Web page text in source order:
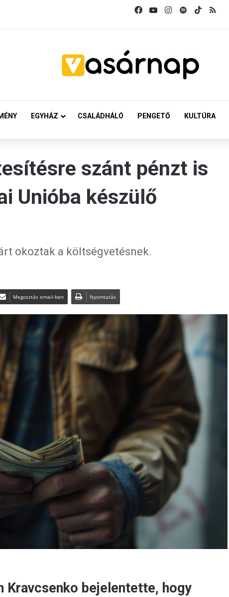
FacebookYouTubeInstagram
SpotifyTikTok
EGYHÁZ CSALÁDHÁLÓ PENGETŐ KULTÚRA
szánt pénzt is
Unióba készülő
okoztak a költségvetésnek.
Megosztás email-ben Nyomtatás
Kravcsenko bejelentette, hogy